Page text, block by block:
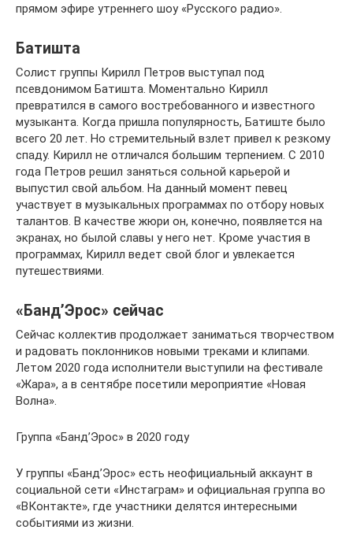
прямом эфире утреннего шоу «Русского радио».
Батишта
Солист группы Кирилл Петров выступал под
псевдонимом Батишта. Моментально Кирилл
превратился в самого востребованного и известного
музыканта. Когда пришла популярность, Батиште было
всего 20 лет. Но стремительный взлет привел к резкому
спаду. Кирилл не отличался большим терпением. С 2010
года Петров решил заняться сольной карьерой и
выпустил свой альбом. На данный момент певец
участвует в музыкальных программах по отбору новых
талантов. В качестве жюри он, конечно, появляется на
экранах, но былой славы у него нет. Кроме участия в
программах, Кирилл ведет свой блог и увлекается
путешествиями.
«Банд’Эрос» сейчас
Сейчас коллектив продолжает заниматься творчеством
и радовать поклонников новыми треками и клипами.
Летом 2020 года исполнители выступили на фестивале
«Жара», а в сентябре посетили мероприятие «Новая
Волна».
Группа «Банд’Эрос» в 2020 году
У группы «Банд’Эрос» есть неофициальный аккаунт в
социальной сети «Инстаграм» и официальная группа во
«ВКонтакте», где участники делятся интересными
событиями из жизни.